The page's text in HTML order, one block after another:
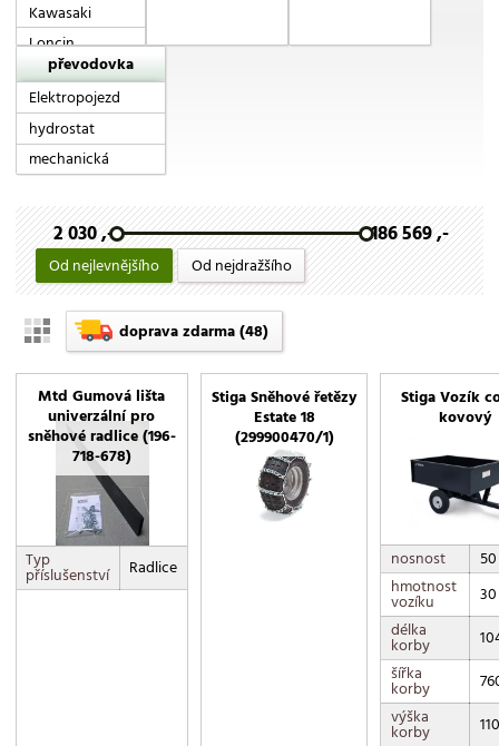
Kawasaki
Loncin
Stigapřevodovka
Elektropojezd
hydrostat
mechanická
2 030 ,- 186 569 ,-
Od nejlevnějšího Od nejdražšího
doprava zdarma(48)
Mtd Gumová lišta
univerzální pro
sněhové radlice (196-
718-678)
Typ
příslušenství Radlice
Stiga Sněhové řetězy
Estate 18
(299900470/1)
Stiga Vozík
kovový
nosnost
hmotnost
vozíku
délka
korby
šířka
korby
výška
korby